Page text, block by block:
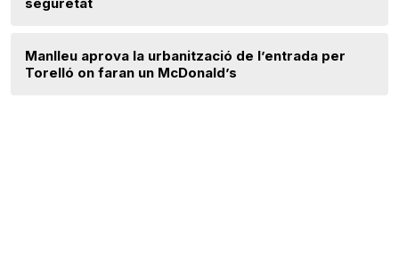
seguretat
Manlleu aprova la urbanització de l’entrada per
Torelló on faran un McDonald’s